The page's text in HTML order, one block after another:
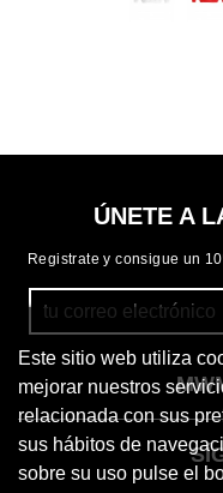
ÚNETE A
Registrate y consigue un
Este sitio web utiliza
mejorar nuestros
relacionada con sus
sus hábitos de
sobre su uso pulse el